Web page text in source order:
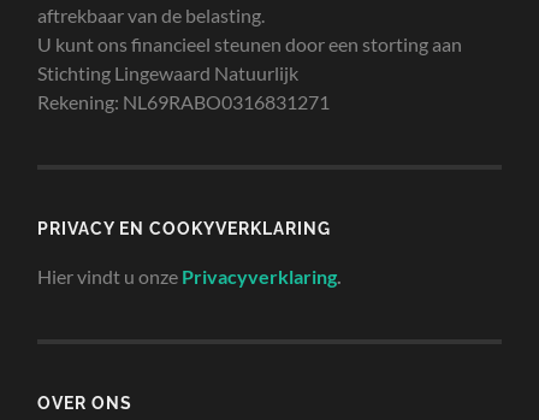
aftrekbaar van de belasting.
U kunt ons financieel steunen door een storting aan
Stichting Lingewaard Natuurlijk
Rekening: NL69RABO0316831271
PRIVACY EN COOKYVERKLARING
Hier vindt u onze Privacyverklaring.
OVER ONS